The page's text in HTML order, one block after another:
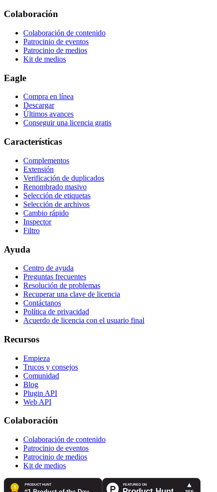
Colaboración
Colaboración de contenido
Patrocinio de eventos
Patrocinio de medios
Kit de medios
Eagle
Compra en línea
Descargar
Últimos avances
Conseguir una licencia gratis
Características
Complementos
Extensión
Verificación de duplicados
Renombrado masivo
Selección de etiquetas
Selección de archivos
Cambio rápido
Inspector
Filtro
Ayuda
Centro de ayuda
Preguntas frecuentes
Resolución de problemas
Recuperar una clave de licencia
Contáctanos
Política de privacidad
Acuerdo de licencia con el usuario final
Recursos
Empieza
Trucos y consejos
Comunidad
Blog
Plugin API
Web API
Colaboración
Colaboración de contenido
Patrocinio de eventos
Patrocinio de medios
Kit de medios